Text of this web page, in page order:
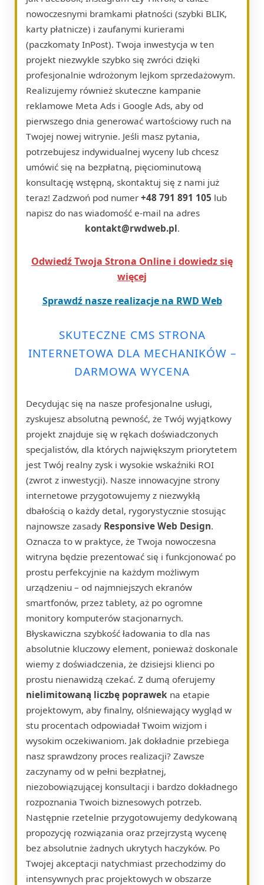
nowoczesnymi bramkami płatności (szybki BLIK,
karty płatnicze) i zaufanymi kurierami
(paczkomaty InPost). Twoja inwestycja w ten
projekt niezwykle szybko się zwróci dzięki
profesjonalnie wdrożonym lejkom sprzedażowym.
Realizujemy również skuteczne kampanie
reklamowe Meta Ads i Google Ads, aby od
pierwszego dnia generować wartościowy ruch na
Twojej nowej witrynie. Jeśli masz pytania,
potrzebujesz indywidualnej wyceny lub chcesz
umówić się na bezpłatną, pięciominutową
konsultację wstępną, skontaktuj się z nami już
teraz! Zadzwoń pod numer +48 791 891 105 lub
napisz do nas wiadomość e-mail na adres
kontakt@rwdweb.pl.
Odwiedź Twoja Strona Online i dowiedz się
więcej
Sprawdź nasze realizacje na RWD Web
SKUTECZNE CMS STRONA
INTERNETOWA DLA MECHANIKÓW –
DARMOWA WYCENA
Decydując się na nasze profesjonalne usługi,
zyskujesz absolutną pewność, że Twój wyjątkowy
projekt znajduje się w rękach doświadczonych
specjalistów, dla których największym priorytetem
jest Twój realny zysk i wysokie wskaźniki ROI
(zwrot z inwestycji). Nasze innowacyjne strony
internetowe przygotowujemy z niezwykłą
dbałością o każdy detal, rygorystycznie stosując
najnowsze zasady Responsive Web Design.
Oznacza to w praktyce, że Twoja nowoczesna
witryna będzie prezentować się i funkcjonować po
prostu perfekcyjnie na każdym możliwym
urządzeniu – od najmniejszych ekranów
smartfonów, przez tablety, aż po ogromne
monitory komputerów stacjonarnych.
Błyskawiczna szybkość ładowania to dla nas
absolutnie kluczowy element, ponieważ doskonale
wiemy z doświadczenia, że dzisiejsi klienci po
prostu nienawidzą czekać. Z dumą oferujemy
nielimitowaną liczbę poprawek na etapie
projektowym, aby finalny, olśniewający wygląd w
stu procentach odpowiadał Twoim wizjom i
wysokim oczekiwaniom. Jak dokładnie przebiega
nasz sprawdzony proces realizacji? Zawsze
zaczynamy od w pełni bezpłatnej,
niezobowiązującej konsultacji i bardzo dokładnego
rozpoznania Twoich biznesowych potrzeb.
Następnie rzetelnie przygotowujemy dedykowaną
propozycję rozwiązania oraz przejrzystą wycenę
bez absolutnie żadnych ukrytych haczyków. Po
Twojej akceptacji natychmiast przechodzimy do
intensywnych prac projektowych w obszarze